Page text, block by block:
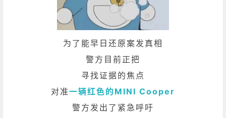
为了能早日还原案发真相
警方目前正把
寻找证据的焦点
对准一辆红色的MINI Cooper
警方发出了紧急呼吁